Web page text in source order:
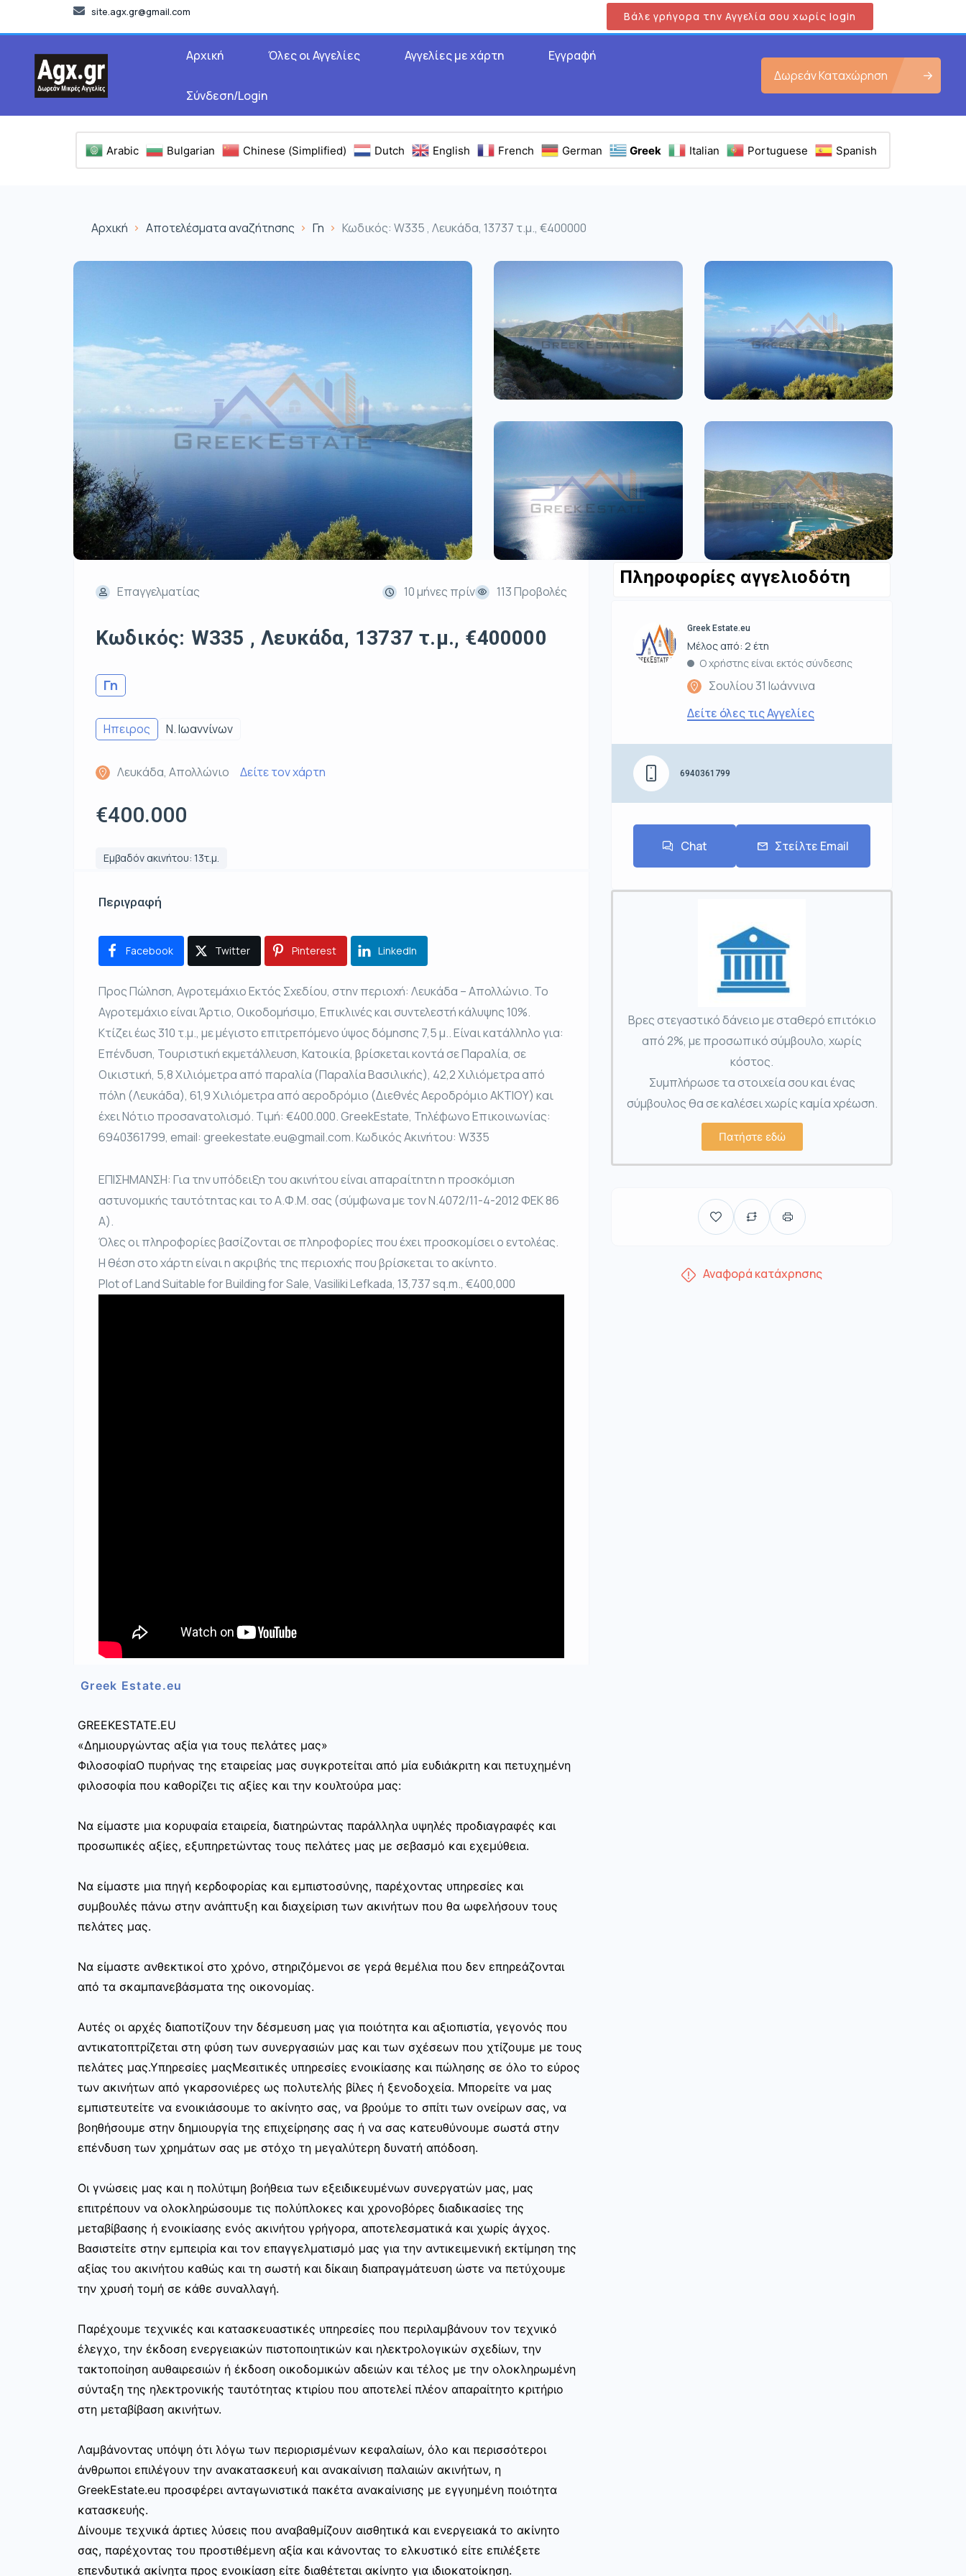
site.agx.gr@gmail.com Βάλε γρήγορα την Αγγελία σου χωρίς login
Αρχική Όλες οι Αγγελίες Αγγελίες με χάρτη Εγγραφή
Σύνδεση/Login
Δωρεάν Καταχώρηση
Arabic Bulgarian Chinese (Simplified) Dutch English French German Greek Italian Portuguese Spanish
Αρχική Αποτελέσματα αναζήτησης Γη Κωδικός: W335 , Λευκάδα, 13737 τ.μ., €400000
Επαγγελματίας 10 μήνες πρίν 113 Προβολές
Κωδικός: W335 , Λευκάδα, 13737 τ.μ., €400000
Γη
Ηπειρος Ν. Ιωαννίνων
Λευκάδα, Απολλώνιο Δείτε τον χάρτη
€400.000
Εμβαδόν ακινήτου: 13τ.μ.
Περιγραφή
Facebook Twitter Pinterest LinkedIn
Προς Πώληση, Αγροτεμάχιο Εκτός Σχεδίου, στην περιοχή: Λευκάδα – Απολλώνιο. Το
Αγροτεμάχιο είναι Άρτιο, Οικοδομήσιμο, Επικλινές και συντελεστή κάλυψης 10%.
Κτίζει έως 310 τ.μ., με μέγιστο επιτρεπόμενο ύψος δόμησης 7,5 μ.. Είναι κατάλληλο για:
Επένδυση, Τουριστική εκμετάλλευση, Κατοικία, βρίσκεται κοντά σε Παραλία, σε
Οικιστική, 5,8 Χιλιόμετρα από παραλία (Παραλία Βασιλικής), 42,2 Χιλιόμετρα από
πόλη (Λευκάδα), 61,9 Χιλιόμετρα από αεροδρόμιο (Διεθνές Αεροδρόμιο ΑΚΤΙΟΥ) και
έχει Νότιο προσανατολισμό. Τιμή: €400.000. GreekEstate, Τηλέφωνο Επικοινωνίας:
6940361799, email: greekestate.eu@gmail.com. Κωδικός Ακινήτου: W335
ΕΠΙΣΗΜΑΝΣΗ: Για την υπόδειξη του ακινήτου είναι απαραίτητη η προσκόμιση
αστυνομικής ταυτότητας και το Α.Φ.Μ. σας (σύμφωνα με τον Ν.4072/11-4-2012 ΦΕΚ 86
Α).
Όλες οι πληροφορίες βασίζονται σε πληροφορίες που έχει προσκομίσει ο εντολέας.
Η θέση στο χάρτη είναι η ακριβής της περιοχής που βρίσκεται το ακίνητο.
Plot of Land Suitable for Building for Sale, Vasiliki Lefkada, 13,737 sq.m., €400,000
Greek Estate.eu
GREEKESTATE.EU
«Δημιουργώντας αξία για τους πελάτες μας»
ΦιλοσοφίαΟ πυρήνας της εταιρείας μας συγκροτείται από μία ευδιάκριτη και πετυχημένη
φιλοσοφία που καθορίζει τις αξίες και την κουλτούρα μας:
Να είμαστε μια κορυφαία εταιρεία, διατηρώντας παράλληλα υψηλές προδιαγραφές και
προσωπικές αξίες, εξυπηρετώντας τους πελάτες μας με σεβασμό και εχεμύθεια.
Να είμαστε μια πηγή κερδοφορίας και εμπιστοσύνης, παρέχοντας υπηρεσίες και
συμβουλές πάνω στην ανάπτυξη και διαχείριση των ακινήτων που θα ωφελήσουν τους
πελάτες μας.
Να είμαστε ανθεκτικοί στο χρόνο, στηριζόμενοι σε γερά θεμέλια που δεν επηρεάζονται
από τα σκαμπανεβάσματα της οικονομίας.
Αυτές οι αρχές διαποτίζουν την δέσμευση μας για ποιότητα και αξιοπιστία, γεγονός που
αντικατοπτρίζεται στη φύση των συνεργασιών μας και των σχέσεων που χτίζουμε με τους
πελάτες μας.Υπηρεσίες μαςΜεσιτικές υπηρεσίες ενοικίασης και πώλησης σε όλο το εύρος
των ακινήτων από γκαρσονιέρες ως πολυτελής βίλες ή ξενοδοχεία. Μπορείτε να μας
εμπιστευτείτε να ενοικιάσουμε το ακίνητο σας, να βρούμε το σπίτι των ονείρων σας, να
βοηθήσουμε στην δημιουργία της επιχείρησης σας ή να σας κατευθύνουμε σωστά στην
επένδυση των χρημάτων σας με στόχο τη μεγαλύτερη δυνατή απόδοση.
Οι γνώσεις μας και η πολύτιμη βοήθεια των εξειδικευμένων συνεργατών μας, μας
επιτρέπουν να ολοκληρώσουμε τις πολύπλοκες και χρονοβόρες διαδικασίες της
μεταβίβασης ή ενοικίασης ενός ακινήτου γρήγορα, αποτελεσματικά και χωρίς άγχος.
Βασιστείτε στην εμπειρία και τον επαγγελματισμό μας για την αντικειμενική εκτίμηση της
αξίας του ακινήτου καθώς και τη σωστή και δίκαιη διαπραγμάτευση ώστε να πετύχουμε
την χρυσή τομή σε κάθε συναλλαγή.
Παρέχουμε τεχνικές και κατασκευαστικές υπηρεσίες που περιλαμβάνουν τον τεχνικό
έλεγχο, την έκδοση ενεργειακών πιστοποιητικών και ηλεκτρολογικών σχεδίων, την
τακτοποίηση αυθαιρεσιών ή έκδοση οικοδομικών αδειών και τέλος με την ολοκληρωμένη
σύνταξη της ηλεκτρονικής ταυτότητας κτιρίου που αποτελεί πλέον απαραίτητο κριτήριο
στη μεταβίβαση ακινήτων.
Λαμβάνοντας υπόψη ότι λόγω των περιορισμένων κεφαλαίων, όλο και περισσότεροι
άνθρωποι επιλέγουν την ανακατασκευή και ανακαίνιση παλαιών ακινήτων, η
GreekEstate.eu προσφέρει ανταγωνιστικά πακέτα ανακαίνισης με εγγυημένη ποιότητα
κατασκευής.
Δίνουμε τεχνικά άρτιες λύσεις που αναβαθμίζουν αισθητικά και ενεργειακά το ακίνητο
σας, παρέχοντας του προστιθέμενη αξία και κάνοντας το ελκυστικό είτε επιλέξετε
επενδυτικά ακίνητα προς ενοικίαση είτε διαθέτεται ακίνητο για ιδιοκατοίκηση.
Πληροφορίες αγγελιοδότη
Greek Estate.eu
Μέλος από: 2 έτη
Ο χρήστης είναι εκτός σύνδεσης
Σουλίου 31 Ιωάννινα
Δείτε όλες τις Αγγελίες
6940361799
Chat Στείλτε Email
Βρες στεγαστικό δάνειο με σταθερό επιτόκιο
από 2%, με προσωπικό σύμβουλο, χωρίς
κόστος.
Συμπλήρωσε τα στοιχεία σου και ένας
σύμβουλος θα σε καλέσει χωρίς καμία χρέωση.
Πατήστε εδώ
Αναφορά κατάχρησης